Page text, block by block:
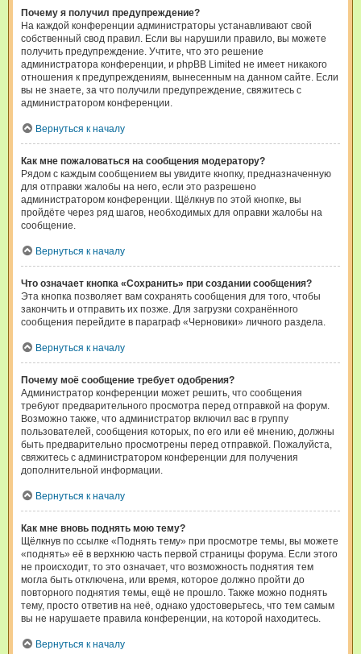
Почему я получил предупреждение?
На каждой конференции администраторы устанавливают свой
собственный свод правил. Если вы нарушили правило, вы можете
получить предупреждение. Учтите, что это решение
администратора конференции, и phpBB Limited не имеет никакого
отношения к предупреждениям, вынесенным на данном сайте. Если
вы не знаете, за что получили предупреждение, свяжитесь с
администратором конференции.
Вернуться к началу
Как мне пожаловаться на сообщения модератору?
Рядом с каждым сообщением вы увидите кнопку, предназначенную
для отправки жалобы на него, если это разрешено
администратором конференции. Щёлкнув по этой кнопке, вы
пройдёте через ряд шагов, необходимых для оправки жалобы на
сообщение.
Вернуться к началу
Что означает кнопка «Сохранить» при создании сообщения?
Эта кнопка позволяет вам сохранять сообщения для того, чтобы
закончить и отправить их позже. Для загрузки сохранённого
сообщения перейдите в параграф «Черновики» личного раздела.
Вернуться к началу
Почему моё сообщение требует одобрения?
Администратор конференции может решить, что сообщения
требуют предварительного просмотра перед отправкой на форум.
Возможно также, что администратор включил вас в группу
пользователей, сообщения которых, по его или её мнению, должны
быть предварительно просмотрены перед отправкой. Пожалуйста,
свяжитесь с администратором конференции для получения
дополнительной информации.
Вернуться к началу
Как мне вновь поднять мою тему?
Щёлкнув по ссылке «Поднять тему» при просмотре темы, вы можете
«поднять» её в верхнюю часть первой страницы форума. Если этого
не происходит, то это означает, что возможность поднятия тем
могла быть отключена, или время, которое должно пройти до
повторного поднятия темы, ещё не прошло. Также можно поднять
тему, просто ответив на неё, однако удостоверьтесь, что тем самым
вы не нарушаете правила конференции, на которой находитесь.
Вернуться к началу